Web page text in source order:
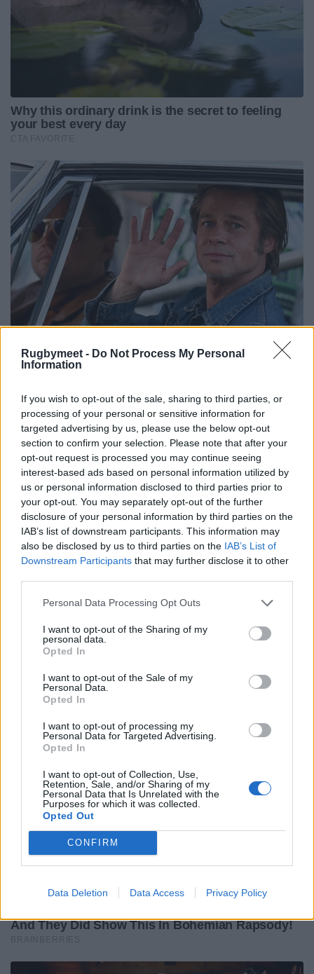
Rugbymeet - Do Not Process My Personal
Information
If you wish to opt-out of the sale, sharing to third parties, or
processing of your personal or sensitive information for
targeted advertising by us, please use the below opt-out
section to confirm your selection. Please note that after your
opt-out request is processed you may continue seeing
interest-based ads based on personal information utilized by
us or personal information disclosed to third parties prior to
your opt-out. You may separately opt-out of the further
disclosure of your personal information by third parties on the
IAB’s list of downstream participants. This information may
also be disclosed by us to third parties on the IAB’s List of
Downstream Participants that may further disclose it to other
Personal Data Processing Opt Outs
I want to opt-out of the Sharing of my
personal data.
Opted In
I want to opt-out of the Sale of my
Personal Data.
Opted In
I want to opt-out of processing my
Personal Data for Targeted Advertising.
Opted In
I want to opt-out of Collection, Use,
Retention, Sale, and/or Sharing of my
Personal Data that Is Unrelated with the
Purposes for which it was collected.
Opted Out
CONFIRM
Data Deletion Data Access Privacy Policy